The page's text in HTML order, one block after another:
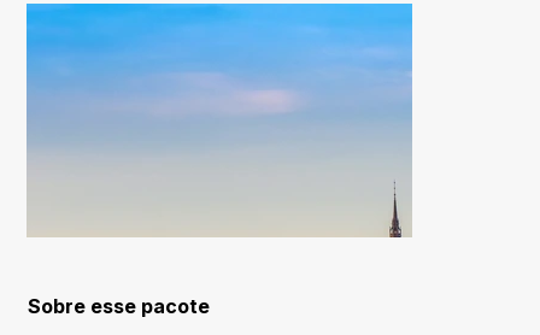
Sobre esse pacote